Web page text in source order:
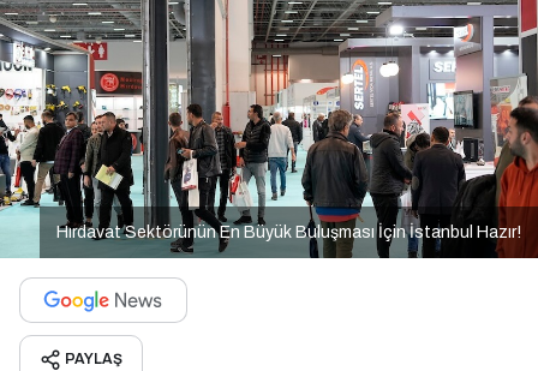
Hırdavat Sektörünün En Büyük Buluşması İçin İstanbul Hazır!
PAYLAŞ